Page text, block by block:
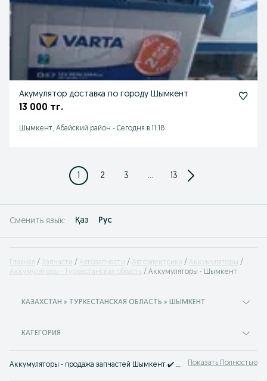
Акумулятор доставка по городу Шымкент
13 000 тг.
Шымкент, Абайский район - Сегодня в 11:18
1 2 3 ... 13
Сменить язык: Қаз Рус
Главная Запчасти Автозапчасти Автоэлектрика
Аккумуляторы
Аккумуляторы - Туркестанская область
Аккумуляторы - Шымкент
КАЗАХСТАН » ТУРКЕСТАНСКАЯ ОБЛАСТЬ » ШЫМКЕНТ
КАТЕГОРИЯ
Аккумуляторы - продажа запчастей Шымкент ✔️ Купить новые и б/у запчасти Аккумуляторы по выгодной цене ➤ OLX.kz! Показать Полностью